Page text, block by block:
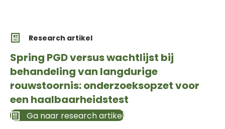
Research artikel
Spring PGD versus wachtlijst bij
behandeling van langdurige
rouwstoornis: onderzoeksopzet voor
een haalbaarheidstest
Ga naar research artikel